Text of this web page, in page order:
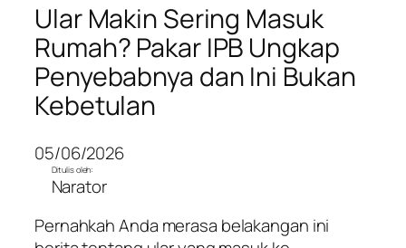
Ular Makin Sering Masuk
Rumah? Pakar IPB Ungkap
Penyebabnya dan Ini Bukan
Kebetulan
05/06/2026
Ditulis oleh:
Narator
Pernahkah Anda merasa belakangan ini